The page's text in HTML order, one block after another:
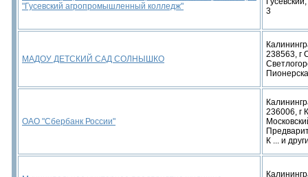
"Гусевский агропромышленный колледж"
3
МАДОУ ДЕТСКИЙ САД СОЛНЫШКО
238563, г
ОАО "Сбербанк России"
236006, г
К ... и